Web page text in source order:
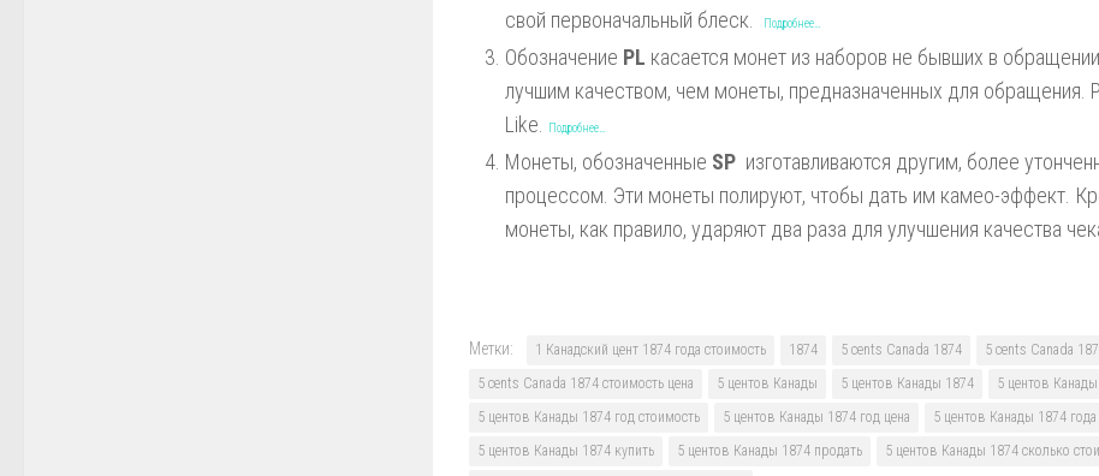
свой первоначальный блеск.
Подробнее…
Обозначение PL касается монет из наборов не бывших в
лучшим качеством, чем монеты, предназначенных для обращения.
Like.
Подробнее…
Монеты, обозначенные SP изготавливаются другим, более
процессом. Эти монеты полируют, чтобы дать им камео-эффект.
монеты, как правило, ударяют два раза для улучшения качества
Метки: 1 Канадский цент 1874 года стоимость 1874 5 cents Canada 1874
5 cents Canada
5 cents Canada 1874 стоимость цена
5 центов Канады 5 центов Канады 1874
5 центов
5 центов Канады 1874 год стоимость
5 центов Канады 1874 год цена
5 центов Канады 1874
5 центов Канады 1874 купить
5 центов Канады 1874 продать
5 центов Канады 1874 сколько